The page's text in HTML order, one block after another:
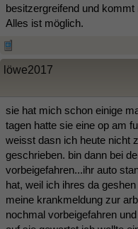
besitzergreifend und
Alles ist möglich.
löwe2017
sie hat mich schon einige
tagen hatte sie eine op am
weisst dasn ich heute nicht
geschrieben. bin dann bei
vorbeigefahren...ihr auto
hat, weil ich ihres da
meine krankmeldung zur
nochmal vorbeigefahren